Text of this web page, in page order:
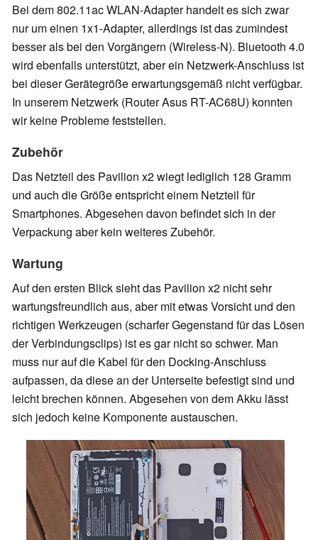
Bei dem 802.11ac WLAN-Adapter handelt es sich zwar
nur um einen 1x1-Adapter, allerdings ist das zumindest
besser als bei den Vorgängern (Wireless-N). Bluetooth 4.0
wird ebenfalls unterstützt, aber ein Netzwerk-Anschluss ist
bei dieser Gerätegröße erwartungsgemäß nicht verfügbar.
In unserem Netzwerk (Router Asus RT-AC68U) konnten
wir keine Probleme feststellen.
Zubehör
Das Netzteil des Pavilion x2 wiegt lediglich 128 Gramm
und auch die Größe entspricht einem Netzteil für
Smartphones. Abgesehen davon befindet sich in der
Verpackung aber kein weiteres Zubehör.
Wartung
Auf den ersten Blick sieht das Pavilion x2 nicht sehr
wartungsfreundlich aus, aber mit etwas Vorsicht und den
richtigen Werkzeugen (scharfer Gegenstand für das Lösen
der Verbindungsclips) ist es gar nicht so schwer. Man
muss nur auf die Kabel für den Docking-Anschluss
aufpassen, da diese an der Unterseite befestigt sind und
leicht brechen können. Abgesehen von dem Akku lässt
sich jedoch keine Komponente austauschen.